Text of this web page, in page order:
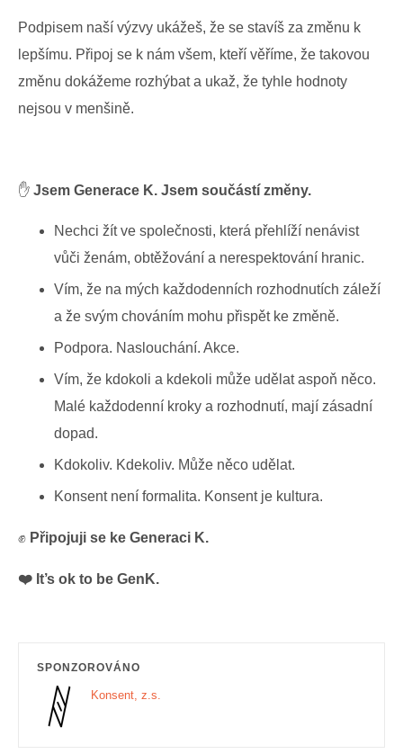
Podpisem naší výzvy ukážeš, že se stavíš za změnu k
lepšímu. Připoj se k nám všem, kteří věříme, že takovou
změnu dokážeme rozhýbat a ukaž, že tyhle hodnoty
nejsou v menšině.
✋ Jsem Generace K. Jsem součástí změny.
Nechci žít ve společnosti, která přehlíží nenávist
vůči ženám, obtěžování a nerespektování hranic.
Vím, že na mých každodenních rozhodnutích záleží
a že svým chováním mohu přispět ke změně.
Podpora. Naslouchání. Akce.
Vím, že kdokoli a kdekoli může udělat aspoň něco.
Malé každodenní kroky a rozhodnutí, mají zásadní
dopad.
Kdokoliv. Kdekoliv. Může něco udělat.
Konsent není formalita. Konsent je kultura.
✊ Připojuji se ke Generaci K.
❤️‍ It’s ok to be GenK.
SPONZOROVÁNO
Konsent, z.s.